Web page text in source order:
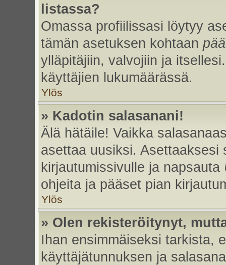
listassa?
Omassa profiilissasi löytyy
tämän asetuksen kohtaan
ylläpitäjiin, valvojiin ja
käyttäjien lukumäärässä.
Ylös
» Kadotin salasanani!
Älä hätäile! Vaikka
asettaa uusiksi. Asettaaksesi
kirjautumissivulle ja napsauta
ohjeita ja pääset pian
Ylös
» Olen rekisteröitynyt,
Ihan ensimmäiseksi tarkista,
käyttäjätunnuksen ja